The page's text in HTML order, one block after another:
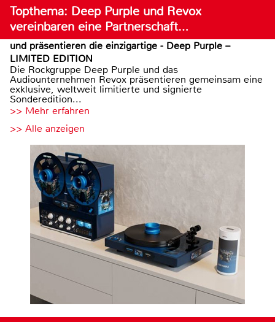
Topthema: Deep Purple und Revox
vereinbaren eine Partnerschaft…
und präsentieren die einzigartige - Deep Purple –
LIMITED EDITION
Die Rockgruppe Deep Purple und das
Audiounternehmen Revox präsentieren gemeinsam eine
exklusive, weltweit limitierte und signierte
Sonderedition...
>> Mehr erfahren
>> Alle anzeigen